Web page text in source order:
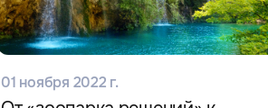
01 ноября 2022 г.